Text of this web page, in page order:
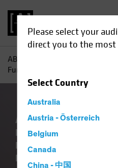
Please select your
direct you to the
SelectCountry
Australia
Austria - Österreich
Belgium
Canada
China - 中国
AB
Fundament und Balance
Ausblick China
Rates Gesetzliche
Intelligenz (KI)
Innovation
Volatilität